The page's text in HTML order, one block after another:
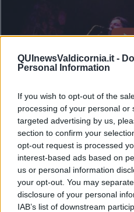
QUInewsValdicornia.it -
Personal Information
If you wish to opt-out of the
processing of your personal or
targeted advertising by us,
section to confirm your
opt-out request is processed
interest-based ads based on
us or personal information
your opt-out. You may
disclosure of your personal
IAB’s list of downstream
Omar Pedrini - Quando un
- Rock'n Roll,